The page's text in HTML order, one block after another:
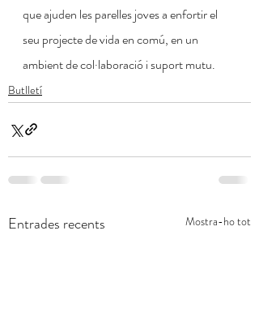
que ajuden les parelles joves a enfortir el
seu projecte de vida en comú, en un
ambient de col·laboració i suport mutu.
Butlletí
Entrades recents Mostra-ho tot